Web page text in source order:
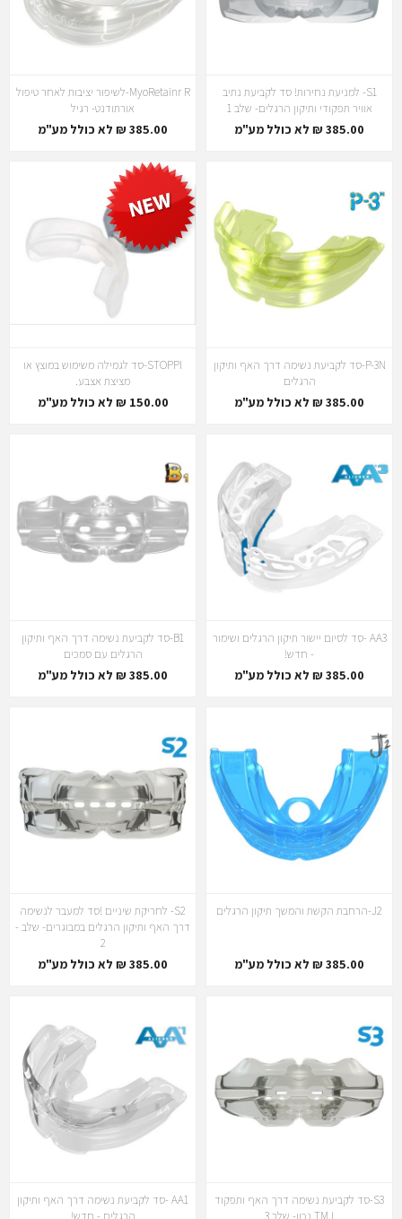
S1- למניעת נחירות! סד לקביעת נתיב
אוויר תפקודי ותיקון הרגלים- שלב 1
385.00 ₪ לא כולל מע"מ
MyoRetainr R-לשיפור יציבות לאחר טיפול
אורתודנט- רגיל
385.00 ₪ לא כולל מע"מ
P-3N-סד לקביעת נשימה דרך האף ותיקון
הרגלים
385.00 ₪ לא כולל מע"מ
STOPPI-סד לגמילה משימוש במוצץ או
מציצת אצבע.
150.00 ₪ לא כולל מע"מ
AA3 -סד לסיום יישור תיקון הרגלים ושימור
- חדש!
385.00 ₪ לא כולל מע"מ
B1-סד לקביעת נשימה דרך האף ותיקון
הרגלים עם סמכים
385.00 ₪ לא כולל מע"מ
J2-הרחבת הקשת והמשך תיקון הרגלים
385.00 ₪ לא כולל מע"מ
S2- לחריקת שיניים !סד למעבר לנשימה
דרך האף ותיקון הרגלים במבוגרים- שלב -
2
385.00 ₪ לא כולל מע"מ
S3-סד לקביעת נשימה דרך האף ותפקוד
AA1 -סד לקביעת נשימה דרך האף ותיקון